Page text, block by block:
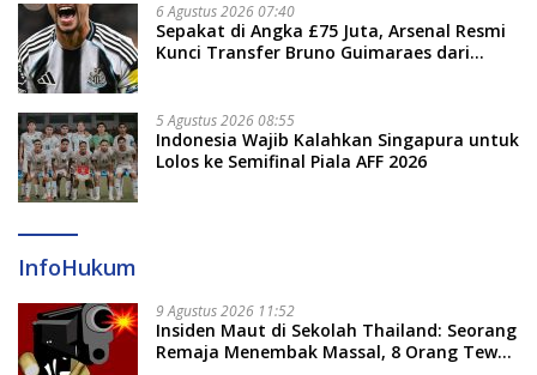
6 Agustus 2026 07:40
Sepakat di Angka £75 Juta, Arsenal Resmi
Kunci Transfer Bruno Guimaraes dari
5 Agustus 2026 08:55
Indonesia Wajib Kalahkan Singapura untuk
Lolos ke Semifinal Piala AFF 2026
InfoHukum
9 Agustus 2026 11:52
Insiden Maut di Sekolah Thailand: Seorang
Remaja Menembak Massal, 8 Orang Tewas